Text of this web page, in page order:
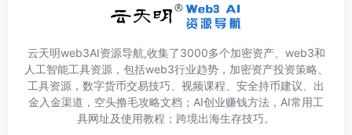
云天明web3AI资源导航,收集了3000多个加密资产、web3和
人工智能工具资源，包括web3行业趋势，加密资产投资策略、
工具资源，数字货币交易技巧、视频课程、安全持币建议、出
金入金渠道，空头撸毛攻略文档；AI创业赚钱方法，AI常用工
具网址及使用教程；跨境出海生存技巧。